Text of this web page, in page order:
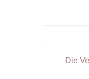
Die